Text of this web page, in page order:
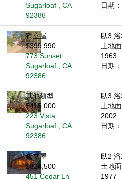
Sugarloaf , CA
92386
日期
獨立屋
$399,990
773 Sunset
Sugarloaf , CA
92386
臥3 浴
土地
1963
日期
其他類型
$415,000
223 Vista
Sugarloaf , CA
92386
臥3 浴
土地
2002
日期
獨立屋
$324,500
451 Cedar Ln
臥2 浴
土地
1977